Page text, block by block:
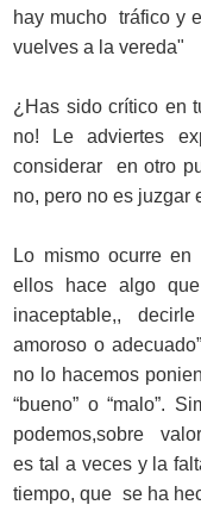
hay mucho tráfico y
vuelves a la vereda"
¿Has sido crítico en
no! Le adviertes
considerar en otro
no, pero no es juzgar
Lo mismo ocurre
ellos hace algo
inaceptable,,
amoroso o
no lo hacemos
“bueno” o “malo”.
podemos,sobre
es tal a veces y la
tiempo, que se ha